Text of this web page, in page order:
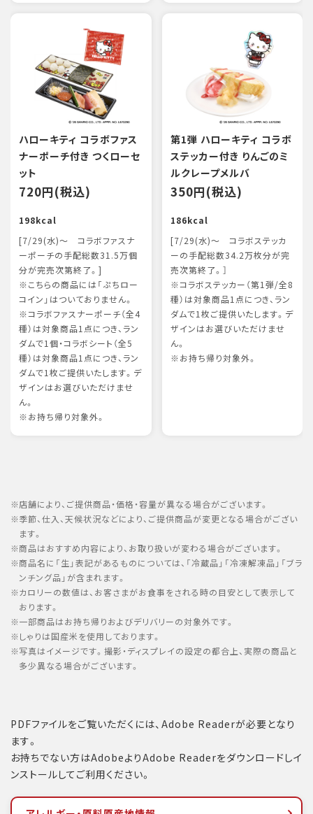
ハローキティ コラボファス
ナーポーチ付き つくローセ
ット
720円(税込)
198kcal
[7/29(水)～ コラボファスナ
ーポーチの手配総数31.5万個
分が完売次第終了。]
※こちらの商品には「ぷちロー
コイン」はついておりません。
※コラボファスナーポーチ（全4
種）は対象商品1点につき、ラン
ダムで1個・コラボシート（全5
種）は対象商品1点につき、ラン
ダムで1枚ご提供いたします。デ
ザインはお選びいただけませ
ん。
※お持ち帰り対象外。
第1弾 ハローキティ コラボ
ステッカー付き りんごのミ
ルクレープメルバ
350円(税込)
186kcal
[7/29(水)～ コラボステッカ
ーの手配総数34.2万枚分が完
売次第終了。］
※コラボステッカー（第1弾/全8
種）は対象商品1点につき、ラン
ダムで1枚ご提供いたします。デ
ザインはお選びいただけませ
ん。
※お持ち帰り対象外。
店舗により、ご提供商品・価格・容量が異なる場合がございます。
季節、仕入、天候状況などにより、ご提供商品が変更となる場合がござい
ます。
商品はおすすめ内容により、お取り扱いが変わる場合がございます。
商品名に「生」表記があるものについては、「冷蔵品」「冷凍解凍品」「ブラ
ンチング品」が含まれます。
カロリーの数値は、お客さまがお食事をされる時の目安として表示して
おります。
一部商品はお持ち帰りおよびデリバリーの対象外です。
しゃりは国産米を使用しております。
写真はイメージです。撮影・ディスプレイの設定の都合上、実際の商品と
多少異なる場合がございます。
PDFファイルをご覧いただくには、Adobe Readerが必要となり
ます。
お持ちでない方はAdobeよりAdobe Readerをダウンロードしイ
ンストールしてご利用ください。